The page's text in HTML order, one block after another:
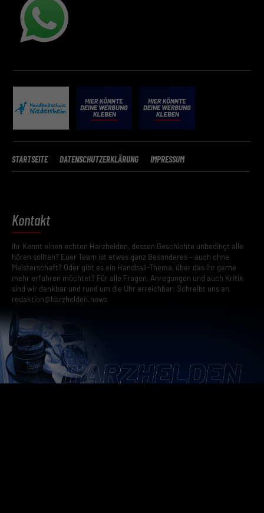
STARTSEITE DATENSCHUTZERKLÄRUNG IMPRESSUM
Kontakt
Ihr Kennt einen echten Harzhelden, dessen Geschichte unbedingt alle
hören sollten? Euer Team ist etwas ganz Besonderes – auch ohne
Meisterschaft? Oder gibt es ein Handball-Thema, über das ihr gerne
mehr erfahren möchtet? Für alle Fragen, Anregungen und auch Kritik
sind wir dankbar und rund um die Uhr erreichbar: Schreibt uns an
redaktion@harzhelden.news